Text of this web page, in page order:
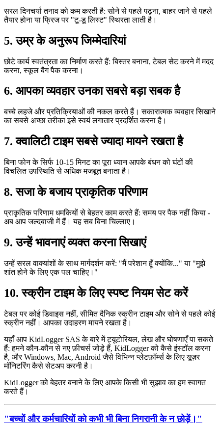
सरल दिनचर्या तनाव को कम करती है: सोने से पहले पढ़ना, बाहर जाने से पहले
तैयार होना या फ्रिज पर "टू-डू लिस्ट" स्थिरता लाती है।
5. उम्र के अनुरूप जिम्मेदारियां
छोटे कार्य स्वतंत्रता का निर्माण करते हैं: बिस्तर बनाना, टेबल सेट करने में मदद
करना, स्कूल बैग पैक करना।
6. आपका व्यवहार उनका सबसे बड़ा सबक है
बच्चे लहजे और प्रतिक्रियाओं की नकल करते हैं। सकारात्मक व्यवहार सिखाने
का सबसे अच्छा तरीका इसे स्वयं लगातार प्रदर्शित करना है।
7. क्वालिटी टाइम सबसे ज्यादा मायने रखता है
बिना फोन के सिर्फ 10-15 मिनट का पूरा ध्यान आपके बंधन को घंटों की
विचलित उपस्थिति से अधिक मजबूत बनाता है।
8. सजा के बजाय प्राकृतिक परिणाम
प्राकृतिक परिणाम धमकियों से बेहतर काम करते हैं: समय पर पैक नहीं किया -
अब आप जल्दबाजी में हैं। यह सब बिना चिल्लाए।
9. उन्हें भावनाएं व्यक्त करना सिखाएं
उन्हें सरल वाक्यांशों के साथ मार्गदर्शन करें: "मैं परेशान हूँ क्योंकि..." या "मुझे
शांत होने के लिए एक पल चाहिए।"
10. स्क्रीन टाइम के लिए स्पष्ट नियम सेट करें
टेबल पर कोई डिवाइस नहीं, सीमित दैनिक स्क्रीन टाइम और सोने से पहले कोई
स्क्रीन नहीं। आपका उदाहरण मायने रखता है।
यहाँ आप KidLogger SAS के बारे में ट्यूटोरियल, लेख और घोषणाएँ पा सकते
हैं: हमने कौन-कौन से नए फ़ीचर्स जोड़े हैं, KidLogger को कैसे इंस्टॉल करना
है, और Windows, Mac, Android जैसे विभिन्न प्लेटफ़ॉर्म्स के लिए यूज़र
मॉनिटरिंग कैसे सेटअप करनी है।
KidLogger को बेहतर बनाने के लिए आपके किसी भी सुझाव का हम स्वागत
करते हैं।
"बच्चों और कर्मचारियों को कभी भी बिना निगरानी के न छोड़ें।"